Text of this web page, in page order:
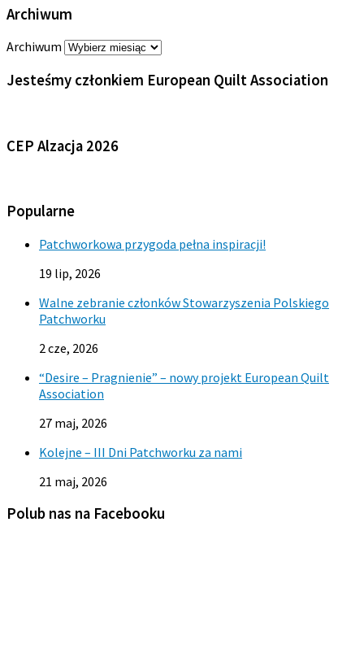
Archiwum
Archiwum
Jesteśmy członkiem European Quilt Association
CEP Alzacja 2026
Popularne
Patchworkowa przygoda pełna inspiracji!
19 lip, 2026
Walne zebranie członków Stowarzyszenia Polskiego
Patchworku
2 cze, 2026
“Desire – Pragnienie” – nowy projekt European Quilt
Association
27 maj, 2026
Kolejne – III Dni Patchworku za nami
21 maj, 2026
Polub nas na Facebooku